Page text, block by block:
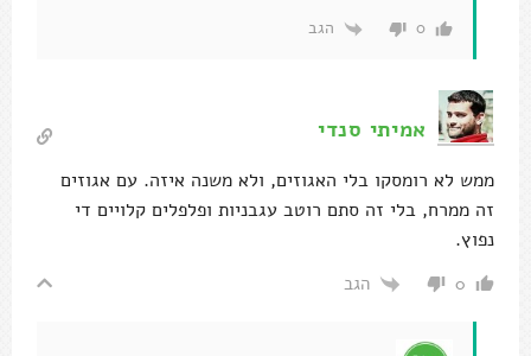
0 הגב
אמיתי סנדי
ממש לא רומסקו בלי האגוזים, ולא משנה איזה. עם אגוזים
זה ממרח, בלי זה סתם רוטב עגבניות ופלפלים קלויים די
נפוץ.
0 הגב